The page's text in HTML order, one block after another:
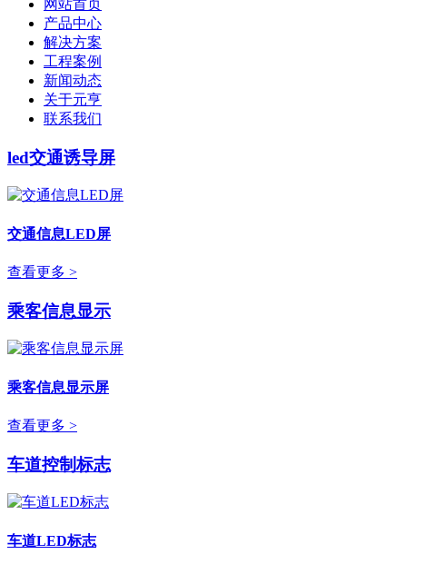
网站首页
产品中心
解决方案
工程案例
新闻动态
关于元亨
联系我们
led交通诱导屏
交通信息LED屏
查看更多 >
乘客信息显示
乘客信息显示屏
查看更多 >
车道控制标志
车道LED标志